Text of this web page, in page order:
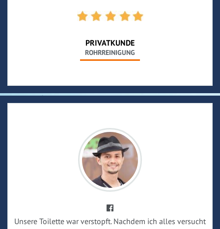
PRIVATKUNDE
ROHRREINIGUNG
Unsere Toilette war verstopft. Nachdem ich alles versucht